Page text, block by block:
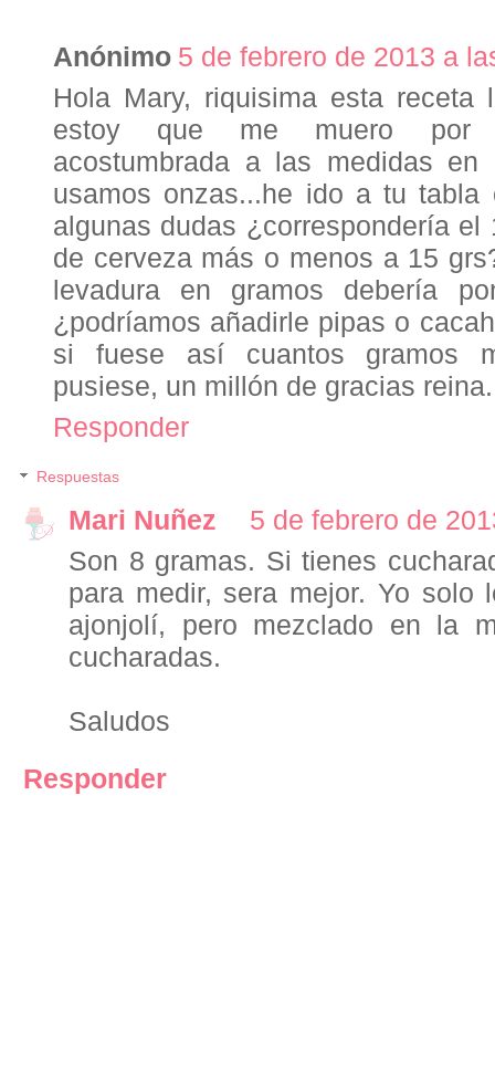
Anónimo 5 de febrero de 2013 a
Hola Mary, riquisima esta receta
estoy que me muero por
acostumbrada a las medidas
usamos onzas...he ido a tu tabla
algunas dudas ¿correspondería
de cerveza más o menos a 15
levadura en gramos debería
¿podríamos añadirle pipas o
si fuese así cuantos gramos
pusiese, un millón de gracias reina.
Responder
Respuestas
Mari Nuñez
5 de febrero de
Son 8 gramas. Si tienes
para medir, sera mejor. Yo solo
ajonjolí, pero mezclado en la
cucharadas.
Saludos
Responder